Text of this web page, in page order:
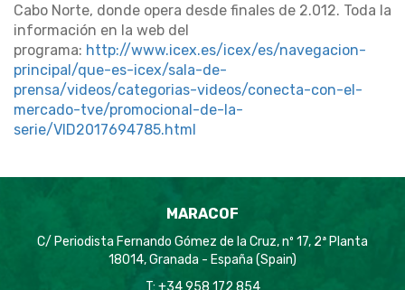
Cabo Norte, donde opera desde finales de 2.012. Toda la
información en la web del
programa: http://www.icex.es/icex/es/navegacion-
principal/que-es-icex/sala-de-
prensa/videos/categorias-videos/conecta-con-el-
mercado-tve/promocional-de-la-
serie/VID2017694785.html
MARACOF
C/ Periodista Fernando Gómez de la Cruz, nº 17, 2ª Planta
18014, Granada - España (Spain)
T: +34 958 172 854